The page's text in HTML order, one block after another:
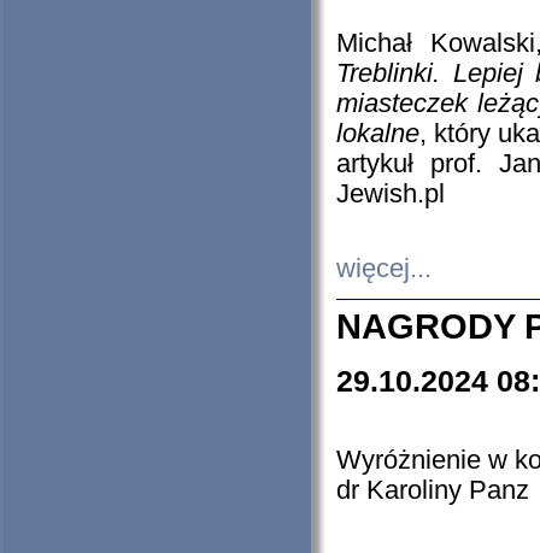
Michał
Treblinki. Lepiej
miasteczek
lokalne, który
artykuł prof.
Jewish.pl
więcej...
NAGRODY
29.10.2024
Wyróżnienie w
dr Karoliny Panz